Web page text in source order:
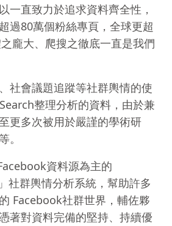
一直致力於追求資料齊全性，
過80萬個粉絲專頁，全球更超
龐大、爬搜之徹底一直是我們
社會議題追蹤等社群輿情的使
整理分析的資料，由於兼
更多次被用於嚴謹的學術研
。
資料源為主的
社群輿情分析系統，幫助許多
Facebook社群世界，輔佐夥
著對資料完備的堅持、持續優